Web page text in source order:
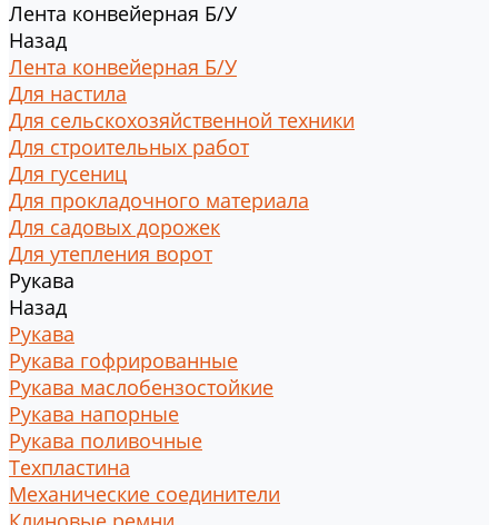
Лента конвейерная Б/У
Назад
Лента конвейерная Б/У
Для настила
Для сельскохозяйственной техники
Для строительных работ
Для гусениц
Для прокладочного материала
Для садовых дорожек
Для утепления ворот
Рукава
Назад
Рукава
Рукава гофрированные
Рукава маслобензостойкие
Рукава напорные
Рукава поливочные
Техпластина
Механические соединители